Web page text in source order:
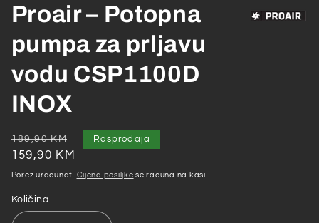
Proair – Potopna
pumpa za prljavu
vodu CSP1100D
INOX
Redovna
cijena
189,90 KM
Akcijska
cijena
159,90 KM
Rasprodaja
Porez uračunat. Cijena pošiljke se računa na kasi.
Količina